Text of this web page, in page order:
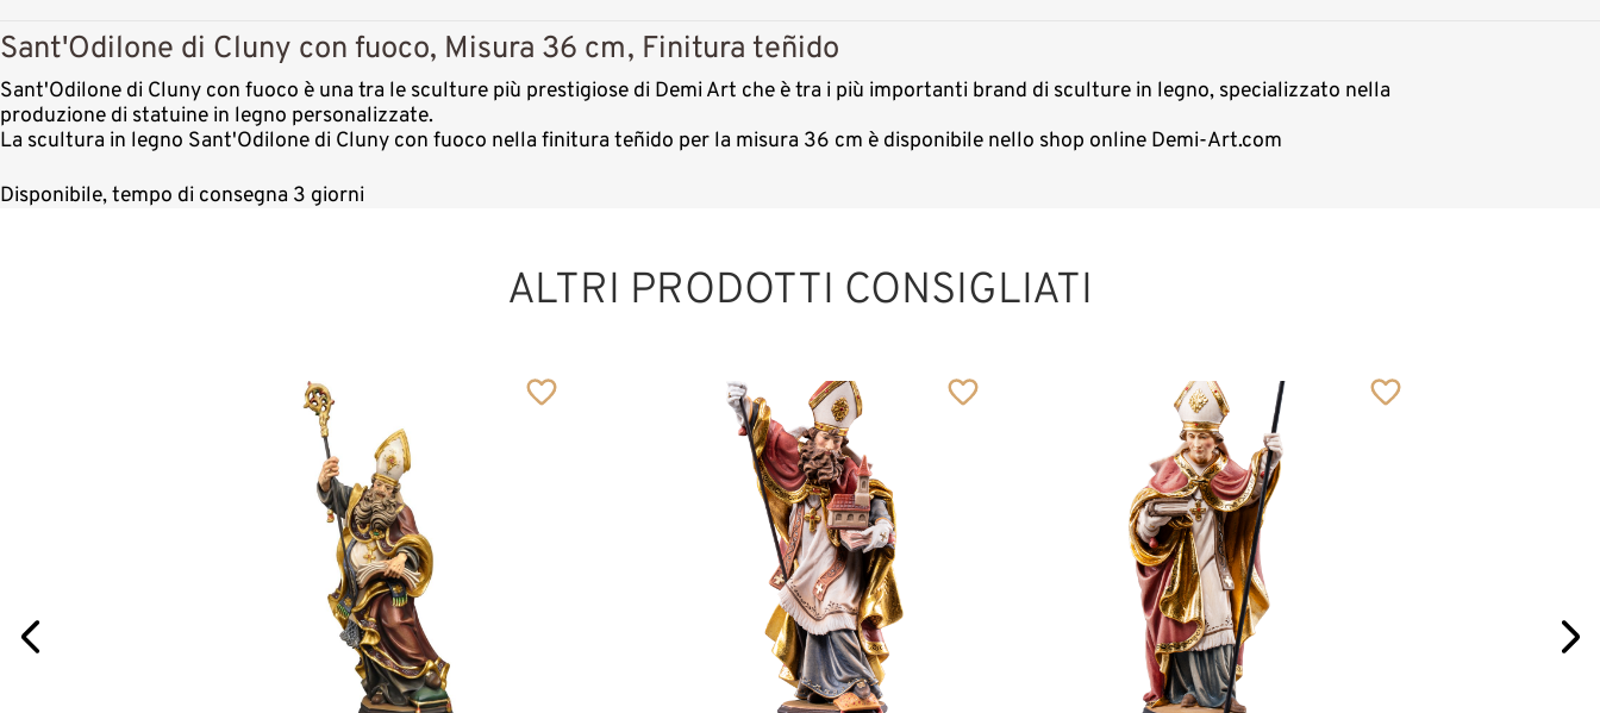
Cluny con fuoco
Aggiunto al carrello
Sant'Odilone di Cluny con fuoco, Misura 36 cm, Finitura teñido
Sant'Odilone di Cluny con fuoco è una tra le sculture più prestigiose di Demi Art che è tra i più importanti brand di sculture in legno, specializzato nella
produzione di statuine in legno personalizzate.
La scultura in legno Sant'Odilone di Cluny con fuoco nella finitura teñido per la misura 36 cm è disponibile nello shop online Demi-Art.com
Disponibile, tempo di consegna 3 giorni
ALTRI PRODOTTI CONSIGLIATI